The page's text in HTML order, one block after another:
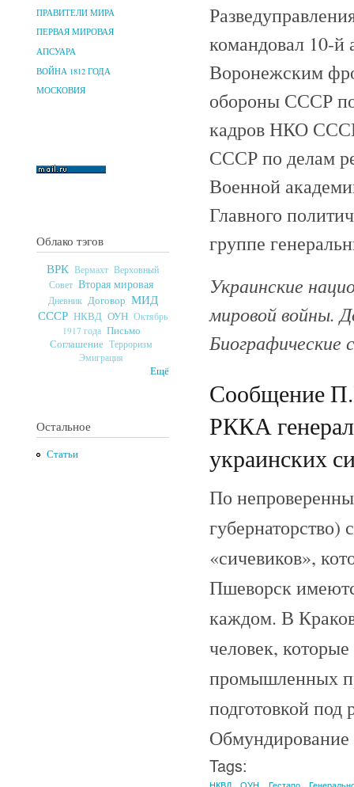
ПРАВИТЕЛИ МИРА
ПЕРВАЯ МИРОВАЯ
АПСУАРА
ВОЙНА 1812 ГОДА
МОСКОВИЯ
Облако тэгов
ВРК Вермахт Верховный
Совет Вторая мировая
Дневник Договор МИД
СССР НКВД ОУН Октябрь
1917 года Письмо
Соглашение Терроризм
Эмиграция
Ещё
Остальное
Статьи
командовал 10-
Воронежским
обороны СССР
кадров НКО
СССР по делам
Военной
Главного
группе
Украинские
мировой войны.
Биографические
Сообщение
РККА
украинских
По
губернаторство)
«сичевиков»,
Пшеворск
каждом. В
человек,
промышленных
подготовкой
Tags: